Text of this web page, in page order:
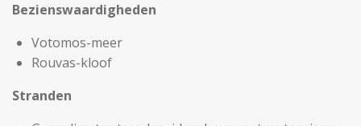
Bezienswaardigheden
Votomos-meer
Rouvas-kloof
Stranden